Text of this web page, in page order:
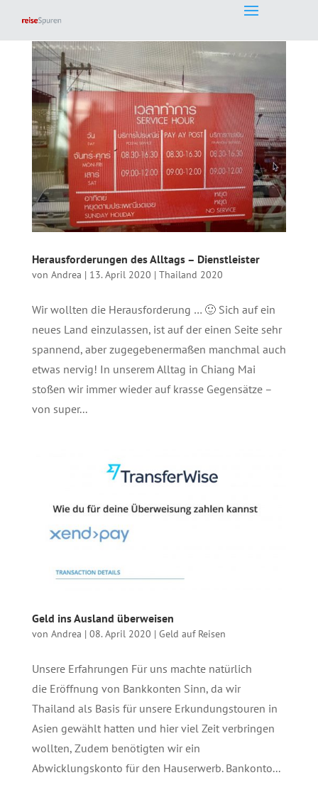
Herausforderungen des Alltags – Dienstleister
von Andrea | 13. April 2020 | Thailand 2020
Wir wollten die Herausforderung … 🙂 Sich auf ein
neues Land einzulassen, ist auf der einen Seite sehr
spannend, aber zugegebenermaßen manchmal auch
etwas nervig! In unserem Alltag in Chiang Mai
stoßen wir immer wieder auf krasse Gegensätze –
von super...
Geld ins Ausland überweisen
von Andrea | 08. April 2020 | Geld auf Reisen
Unsere Erfahrungen Für uns machte natürlich
die Eröffnung von Bankkonten Sinn, da wir
Thailand als Basis für unsere Erkundungstouren in
Asien gewählt hatten und hier viel Zeit verbringen
wollten, Zudem benötigten wir ein
Abwicklungskonto für den Hauserwerb. Bankonto...